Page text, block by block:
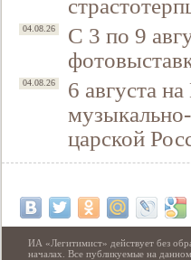
04.08.26
С 3 по 9
04.08.26
6 августа
царской
ИА «Легитимист» действует без
началах. Все публикуемые на